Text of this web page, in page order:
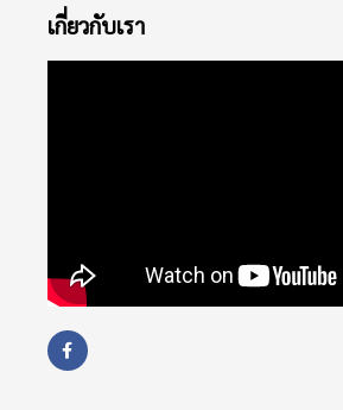
เกี่ยวกับเรา